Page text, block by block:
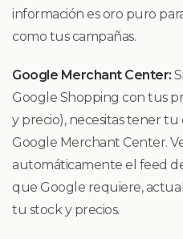
información es oro puro
como tus campañas.
Google Merchant Center:
Google Shopping con tus
y precio), necesitas tener
Google Merchant Center.
automáticamente el feed
que Google requiere,
tu stock y precios.